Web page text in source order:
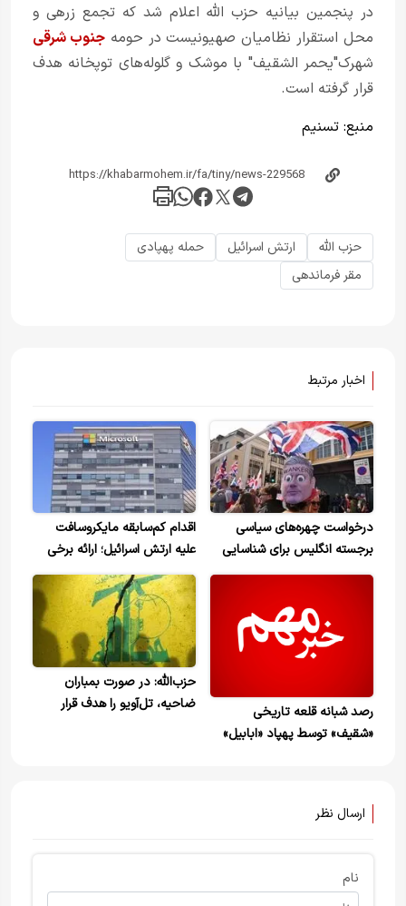
در پنجمین بیانیه حزب الله اعلام شد که تجمع زرهی و
محل استقرار نظامیان صهیونیست در حومهجنوب شرقی
شهرک"یحمر الشقیف" با موشک و گلوله‌های توپخانه هدف
قرار گرفته است.
منبع: تسنیم
حزب الله ارتش اسرائیل
حمله پهپادی
مقر فرماندهی
اخبار مرتبط
درخواست چهره‌های سیاسی
برجسته انگلیس برای شناسایی
شهروندان خدمت‌کرده در ارتش
اقدام کم‌سابقه مایکروسافت
علیه ارتش اسرائیل؛ ارائه برخی
خدمات متوقف شد
رصد شبانه قلعه تاریخی
«شقیف» توسط پهپاد «ابابیل»
حزب‌الله: در صورت بمباران
ضاحیه، تل‌آویو را هدف قرار
ارسال نظر
نام